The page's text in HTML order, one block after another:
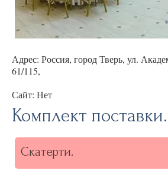
Адрес: Россия, город Тверь, ул.
61/115,
Сайт: Нет
Комплект поставки.
Скатерти.